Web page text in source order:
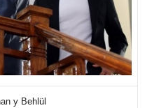
y Behlül